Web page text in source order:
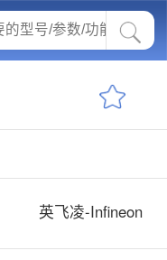
英飞凌-Infineon